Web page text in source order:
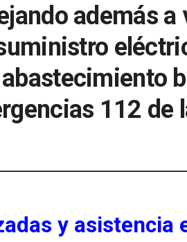
además a
112 de
y asistencia